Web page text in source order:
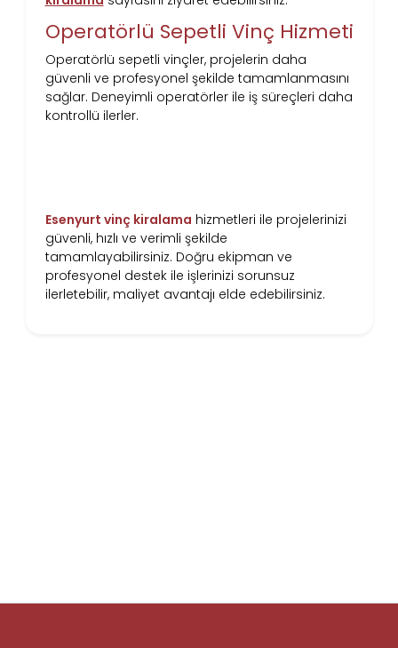
Operatörlü Sepetli Vinç Hizmeti
Operatörlü sepetli vinçler, projelerin daha
güvenli ve profesyonel şekilde tamamlanmasını
sağlar. Deneyimli operatörler ile iş süreçleri daha
kontrollü ilerler.
Esenyurt vinç kiralama hizmetleri ile projelerinizi
güvenli, hızlı ve verimli şekilde
tamamlayabilirsiniz. Doğru ekipman ve
profesyonel destek ile işlerinizi sorunsuz
ilerletebilir, maliyet avantajı elde edebilirsiniz.